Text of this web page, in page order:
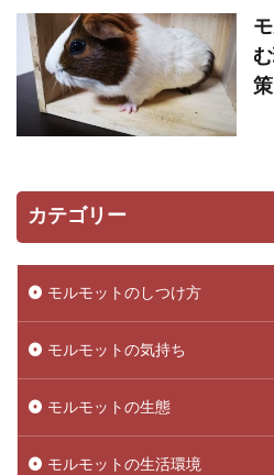
カテゴリー
モルモットのしつけ方
モルモットの気持ち
モルモットの生態
モルモットの生活環境